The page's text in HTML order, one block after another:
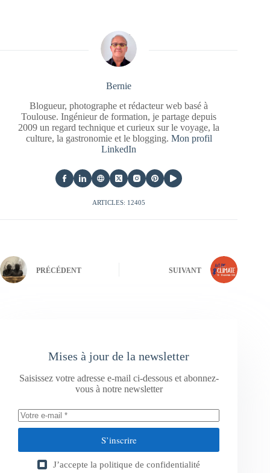
Bernie
Blogueur, photographe et rédacteur web basé à
Toulouse. Ingénieur de formation, je partage depuis
2009 un regard technique et curieux sur le voyage, la
culture, la gastronomie et le blogging. Mon profil
LinkedIn
ARTICLES: 12405
PRÉCÉDENT SUIVANT
Mises à jour de la newsletter
Saisissez votre adresse e-mail ci-dessous et abonnez-
vous à notre newsletter
S’inscrire
J’accepte la politique de confidentialité